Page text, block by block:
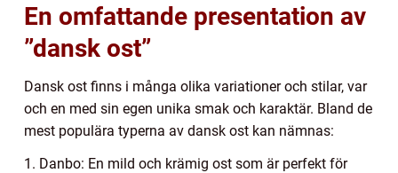
En omfattande presentation av
”dansk ost”
Dansk ost finns i många olika variationer och stilar, var
och en med sin egen unika smak och karaktär. Bland de
mest populära typerna av dansk ost kan nämnas:
1. Danbo: En mild och krämig ost som är perfekt för